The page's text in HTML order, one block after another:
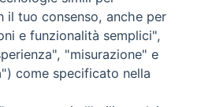
- Fax.: 06.9323844
Venerdì Ore: 9:00 - 13:00
il tuo consenso, anche per
e funzionalità semplici",
"misurazione" e
come specificato nella